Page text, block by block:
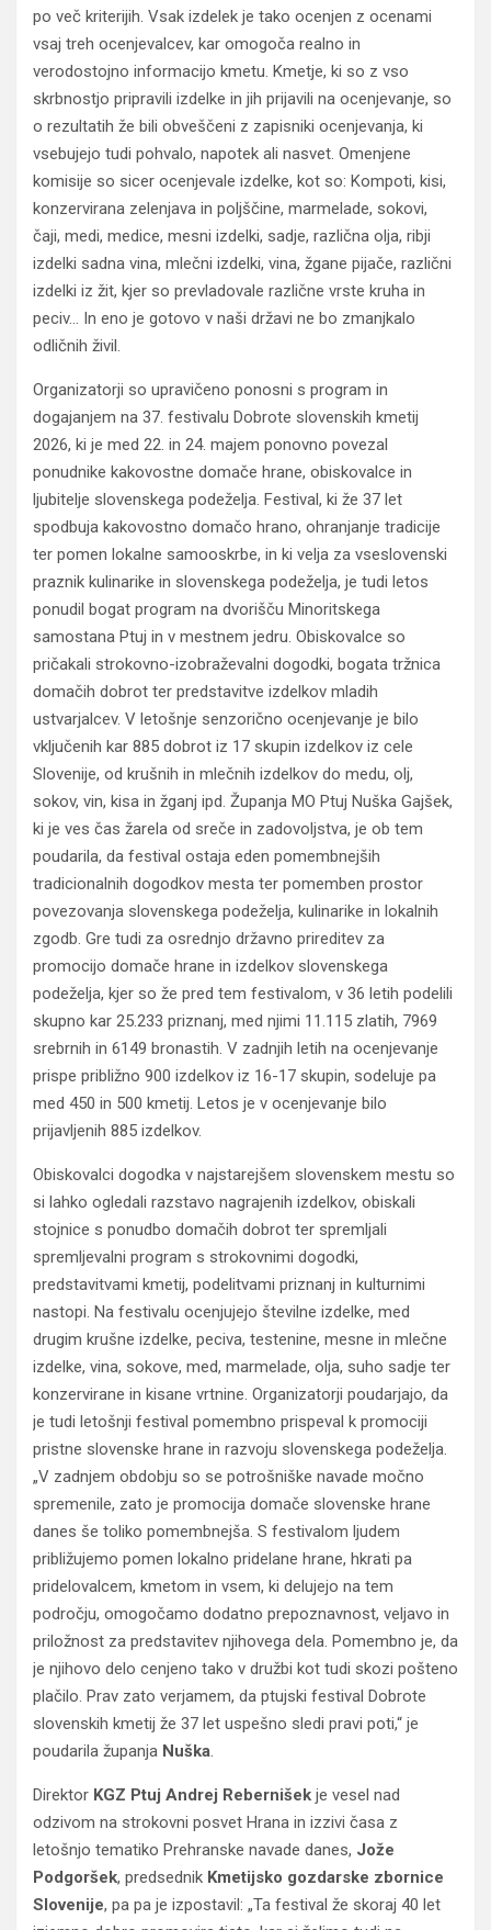
po več kriterijih. Vsak izdelek je tako ocenjen z ocenami
vsaj treh ocenjevalcev, kar omogoča realno in
verodostojno informacijo kmetu. Kmetje, ki so z vso
skrbnostjo pripravili izdelke in jih prijavili na ocenjevanje, so
o rezultatih že bili obveščeni z zapisniki ocenjevanja, ki
vsebujejo tudi pohvalo, napotek ali nasvet. Omenjene
komisije so sicer ocenjevale izdelke, kot so: Kompoti, kisi,
konzervirana zelenjava in poljščine, marmelade, sokovi,
čaji, medi, medice, mesni izdelki, sadje, različna olja, ribji
izdelki sadna vina, mlečni izdelki, vina, žgane pijače, različni
izdelki iz žit, kjer so prevladovale različne vrste kruha in
peciv… In eno je gotovo v naši državi ne bo zmanjkalo
odličnih živil.
Organizatorji so upravičeno ponosni s program in
dogajanjem na 37. festivalu Dobrote slovenskih kmetij
2026, ki je med 22. in 24. majem ponovno povezal
ponudnike kakovostne domače hrane, obiskovalce in
ljubitelje slovenskega podeželja. Festival, ki že 37 let
spodbuja kakovostno domačo hrano, ohranjanje tradicije
ter pomen lokalne samooskrbe, in ki velja za vseslovenski
praznik kulinarike in slovenskega podeželja, je tudi letos
ponudil bogat program na dvorišču Minoritskega
samostana Ptuj in v mestnem jedru. Obiskovalce so
pričakali strokovno-izobraževalni dogodki, bogata tržnica
domačih dobrot ter predstavitve izdelkov mladih
ustvarjalcev. V letošnje senzorično ocenjevanje je bilo
vključenih kar 885 dobrot iz 17 skupin izdelkov iz cele
Slovenije, od krušnih in mlečnih izdelkov do medu, olj,
sokov, vin, kisa in žganj ipd. Županja MO Ptuj Nuška Gajšek,
ki je ves čas žarela od sreče in zadovoljstva, je ob tem
poudarila, da festival ostaja eden pomembnejših
tradicionalnih dogodkov mesta ter pomemben prostor
povezovanja slovenskega podeželja, kulinarike in lokalnih
zgodb. Gre tudi za osrednjo državno prireditev za
promocijo domače hrane in izdelkov slovenskega
podeželja, kjer so že pred tem festivalom, v 36 letih podelili
skupno kar 25.233 priznanj, med njimi 11.115 zlatih, 7969
srebrnih in 6149 bronastih. V zadnjih letih na ocenjevanje
prispe približno 900 izdelkov iz 16-17 skupin, sodeluje pa
med 450 in 500 kmetij. Letos je v ocenjevanje bilo
prijavljenih 885 izdelkov.
Obiskovalci dogodka v najstarejšem slovenskem mestu so
si lahko ogledali razstavo nagrajenih izdelkov, obiskali
stojnice s ponudbo domačih dobrot ter spremljali
spremljevalni program s strokovnimi dogodki,
predstavitvami kmetij, podelitvami priznanj in kulturnimi
nastopi. Na festivalu ocenjujejo številne izdelke, med
drugim krušne izdelke, peciva, testenine, mesne in mlečne
izdelke, vina, sokove, med, marmelade, olja, suho sadje ter
konzervirane in kisane vrtnine. Organizatorji poudarjajo, da
je tudi letošnji festival pomembno prispeval k promociji
pristne slovenske hrane in razvoju slovenskega podeželja.
„V zadnjem obdobju so se potrošniške navade močno
spremenile, zato je promocija domače slovenske hrane
danes še toliko pomembnejša. S festivalom ljudem
približujemo pomen lokalno pridelane hrane, hkrati pa
pridelovalcem, kmetom in vsem, ki delujejo na tem
področju, omogočamo dodatno prepoznavnost, veljavo in
priložnost za predstavitev njihovega dela. Pomembno je, da
je njihovo delo cenjeno tako v družbi kot tudi skozi pošteno
plačilo. Prav zato verjamem, da ptujski festival Dobrote
slovenskih kmetij že 37 let uspešno sledi pravi poti,“ je
poudarila županja Nuška.
Direktor KGZ Ptuj Andrej Rebernišek je vesel nad
odzivom na strokovni posvet Hrana in izzivi časa z
letošnjo tematiko Prehranske navade danes, Jože
Podgoršek, predsednik Kmetijsko gozdarske zbornice
Slovenije, pa pa je izpostavil: „Ta festival že skoraj 40 let